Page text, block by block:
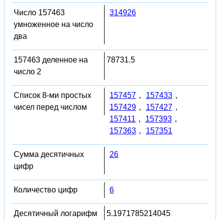
Число 157463
умноженное на число
два
314926
157463 деленное на
число 2
78731.5
Список 8-ми простых
чисел перед числом
157457 , 157433 ,
157429 , 157427 ,
157411 , 157393 ,
157363 , 157351
Сумма десятичных
цифр
26
Количество цифр 6
Десятичный логарифм
5.1971785214045